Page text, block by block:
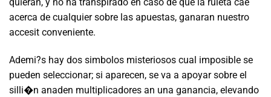
quieran, y no ha transpirado en caso de que la ruleta cae
acerca de cualquier sobre las apuestas, ganaran nuestro
accesit conveniente.
Ademi?s hay dos simbolos misteriosos cual imposible se
pueden seleccionar; si aparecen, se va a apoyar sobre el
silli�n anaden multiplicadores an una ganancia, elevando